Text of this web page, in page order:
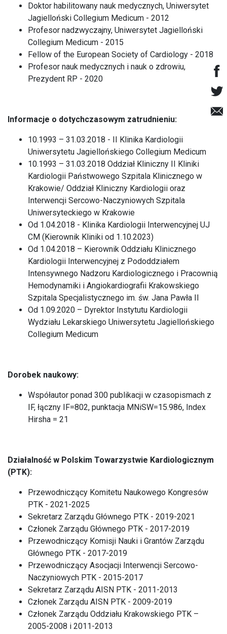
Doktor habilitowany nauk medycznych, Uniwersytet
Jagielloński Collegium Medicum - 2012
Profesor nadzwyczajny, Uniwersytet Jagielloński
Collegium Medicum - 2015
Fellow of the European Society of Cardiology - 2018
Profesor nauk medycznych i nauk o zdrowiu,
Prezydent RP - 2020
Informacje o dotychczasowym zatrudnieniu:
10.1993 – 31.03.2018 - II Klinika Kardiologii
Uniwersytetu Jagiellońskiego Collegium Medicum
10.1993 – 31.03.2018 Oddział Kliniczny II Kliniki
Kardiologii Państwowego Szpitala Klinicznego w
Krakowie/ Oddział Kliniczny Kardiologii oraz
Interwencji Sercowo-Naczyniowych Szpitala
Uniwersyteckiego w Krakowie
Od 1.04.2018 - Klinika Kardiologii Interwencyjnej UJ
CM (Kierownik Kliniki od 1.10.2023)
Od 1.04.2018 – Kierownik Oddziału Klinicznego
Kardiologii Interwencyjnej z Pododdziałem
Intensywnego Nadzoru Kardiologicznego i Pracownią
Hemodynamiki i Angiokardiografii Krakowskiego
Szpitala Specjalistycznego im. św. Jana Pawła II
Od 1.09.2020 – Dyrektor Instytutu Kardiologii
Wydziału Lekarskiego Uniwersytetu Jagiellońskiego
Collegium Medicum
Dorobek naukowy:
Współautor ponad 300 publikacji w czasopismach z
IF, łączny IF=802, punktacja MNiSW=15.986, Index
Hirsha = 21
Działalność w Polskim Towarzystwie Kardiologicznym
(PTK):
Przewodniczący Komitetu Naukowego Kongresów
PTK - 2021-2025
Sekretarz Zarządu Głównego PTK - 2019-2021
Członek Zarządu Głównego PTK - 2017-2019
Przewodniczący Komisji Nauki i Grantów Zarządu
Głównego PTK - 2017-2019
Przewodniczący Asocjacji Interwencji Sercowo-
Naczyniowych PTK - 2015-2017
Sekretarz Zarządu AISN PTK - 2011-2013
Członek Zarządu AISN PTK - 2009-2019
Członek Zarządu Oddziału Krakowskiego PTK –
2005-2008 i 2011-2013